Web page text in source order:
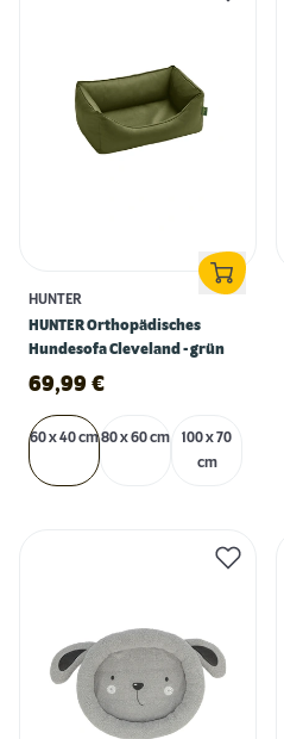
HUNTER
HUNTER Orthopädisches
Hundesofa Cleveland - grün
69,99 €
60 x 40 cm80 x 60 cm
100 x 70
cm